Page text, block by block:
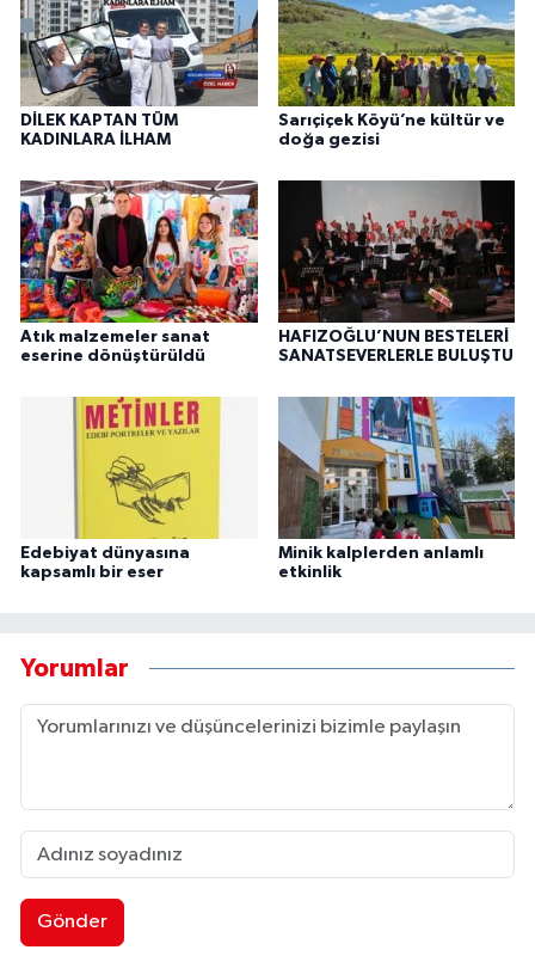
DİLEK KAPTAN TÜM
KADINLARA İLHAM
Sarıçiçek Köyü’ne kültür ve
doğa gezisi
Atık malzemeler sanat
eserine dönüştürüldü
HAFIZOĞLU’NUN BESTELERİ
SANATSEVERLERLE BULUŞTU
Edebiyat dünyasına
kapsamlı bir eser
Minik kalplerden anlamlı
etkinlik
Yorumlar
Gönder